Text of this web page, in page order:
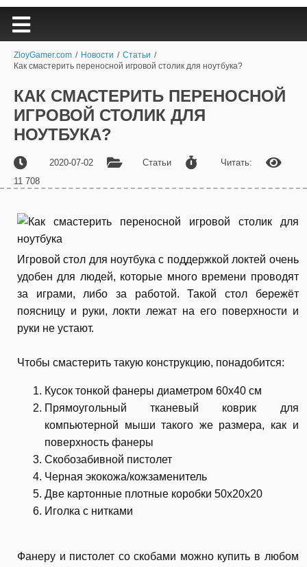
ZloyGamer.com / Новости / Статьи /
Как смастерить переносной игровой столик для ноутбука?
КАК СМАСТЕРИТЬ ПЕРЕНОСНОЙ
ИГРОВОЙ СТОЛИК ДЛЯ
НОУТБУКА?
2020-07-02 Статьи
Читать:
11 708
Игровой стол для ноутбука с поддержкой локтей очень
удобен для людей, которые много времени проводят
за играми, либо за работой. Такой стол бережёт
поясницу и руки, локти лежат на его поверхности и
руки не устают.
Чтобы смастерить такую конструкцию, понадобится:
Кусок тонкой фанеры диаметром 60х40 см
Прямоугольный тканевый коврик для
компьютерной мыши такого же размера, как и
поверхность фанеры
Скобозабивной пистолет
Черная экокожа/кожзаменитель
Две картонные плотные коробки 50х20х20
Иголка с нитками
Фанеру и пистолет со скобами можно купить в любом